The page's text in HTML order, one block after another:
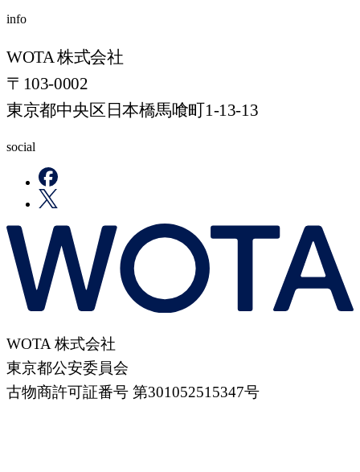
info
WOTA 株式会社
〒103-0002
東京都中央区日本橋馬喰町1-13-13
social
WOTA 株式会社
東京都公安委員会
古物商許可証番号 第301052515347号